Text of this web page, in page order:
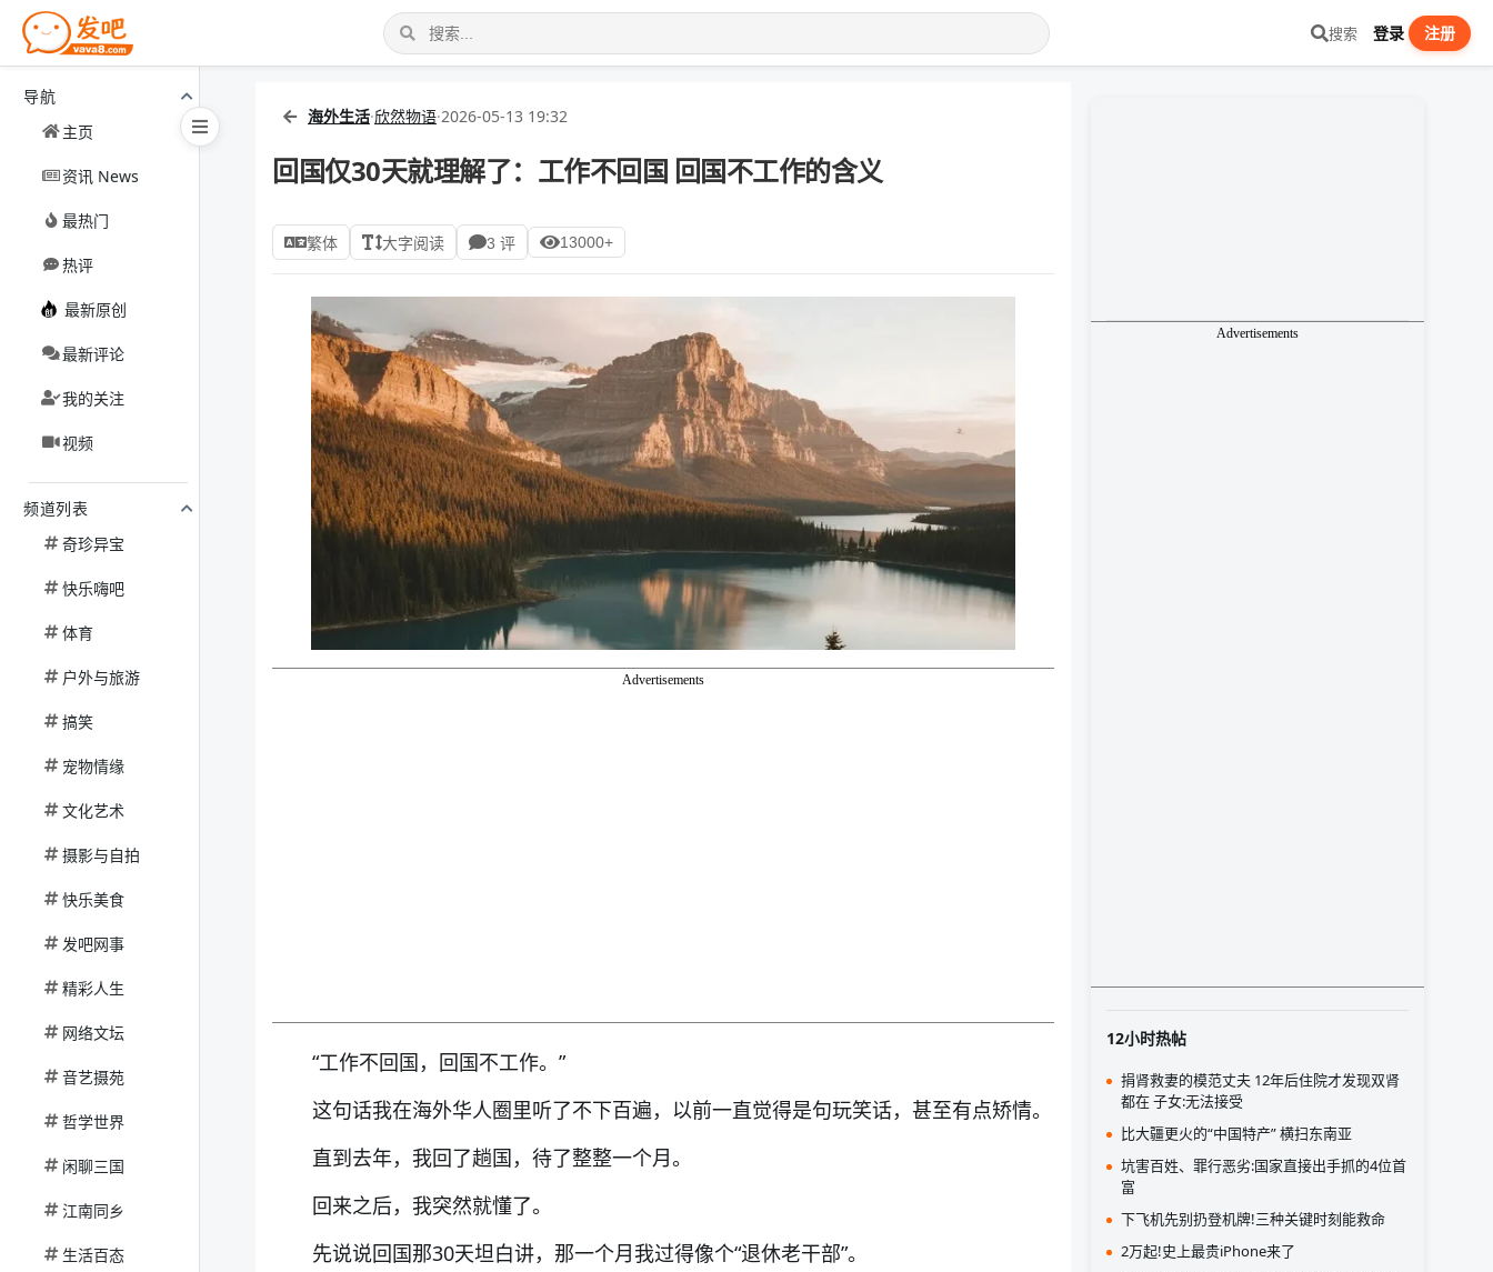
搜索 登录 注册
导航
主页
资讯 News
最热门
热评
最新原创
最新评论
我的关注
视频
频道列表
奇珍异宝
快乐嗨吧
体育
户外与旅游
搞笑
宠物情缘
文化艺术
摄影与自拍
快乐美食
发吧网事
精彩人生
网络文坛
音艺摄苑
哲学世界
闲聊三国
江南同乡
生活百态
海外生活·欣然物语·2026-05-13 19:32
回国仅30天就理解了：工作不回国 回国不工作的含义
繁体 大字阅读 3 评 13000+
Advertisements
“工作不回国，回国不工作。”
这句话我在海外华人圈里听了不下百遍，以前一直觉得是句玩笑话，甚至有点矫情。
直到去年，我回了趟国，待了整整一个月。
回来之后，我突然就懂了。
先说说回国那30天坦白讲，那一个月我过得像个“退休老干部”。
Advertisements
12小时热帖
捐肾救妻的模范丈夫 12年后住院才发现双肾
都在 子女:无法接受
比大疆更火的“中国特产” 横扫东南亚
坑害百姓、罪行恶劣:国家直接出手抓的4位首
富
下飞机先别扔登机牌!三种关键时刻能救命
2万起!史上最贵iPhone来了